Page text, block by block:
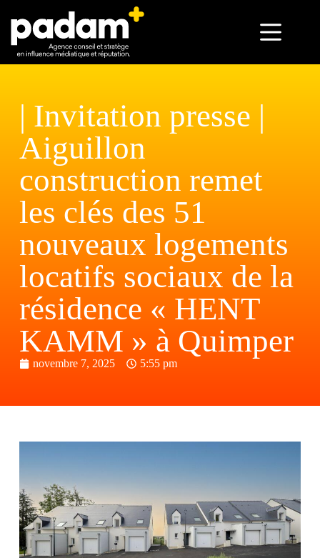
| Invitation presse |
Aiguillon
construction remet
les clés des 51
nouveaux logements
locatifs sociaux de la
résidence « HENT
KAMM » à Quimper
novembre 7, 2025 5:55 pm